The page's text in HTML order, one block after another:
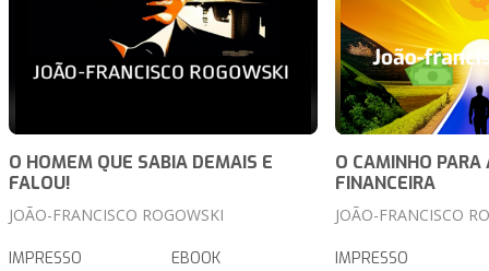
O HOMEM QUE SABIA DEMAIS E
FALOU!
JOÃO-FRANCISCO ROGOWSKI
IMPRESSO EBOOK
O CAMINHO PARA
FINANCEIRA
JOÃO-FRANCISCO
IMPRESSO